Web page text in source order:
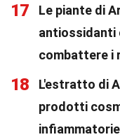
17
Le piante di
antiossidanti
combattere i
18
L'estratto di
prodotti